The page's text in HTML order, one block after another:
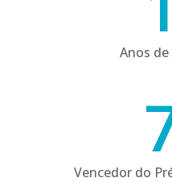
Anos
Vencedor do